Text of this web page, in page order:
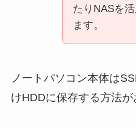
たりNASを
ます。
ノートパソコン本体は
けHDDに保存する方法が